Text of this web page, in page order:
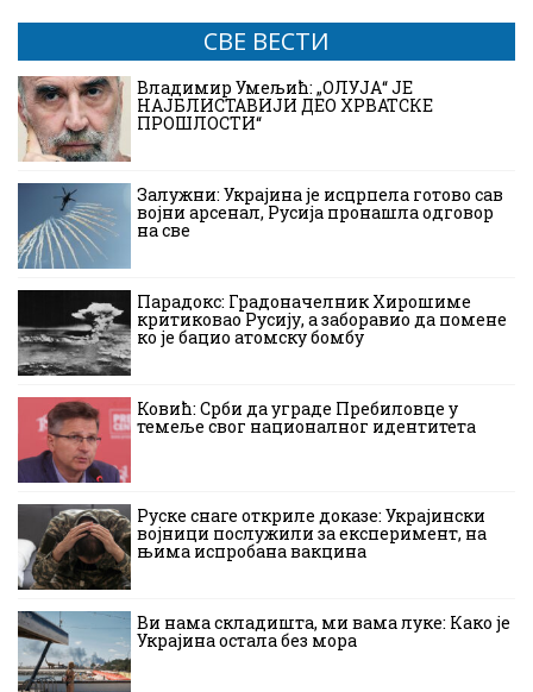
СВЕ ВЕСТИ
Владимир Умељић: „ОЛУЈА“ ЈЕ
НАЈБЛИСТАВИЈИ ДЕО ХРВАТСКЕ
ПРОШЛОСТИ“
Залужни: Украјина је исцрпела готово сав
војни арсенал, Русија пронашла одговор
на све
Парадокс: Градоначелник Хирошиме
критиковао Русију, а заборавио да помене
ко је бацио атомску бомбу
Ковић: Срби да уграде Пребиловце у
темеље свог националног идентитета
Руске снаге откриле доказе: Украјински
војници послужили за експеримент, на
њима испробана вакцина
Ви нама складишта, ми вама луке: Како је
Украјина остала без мора